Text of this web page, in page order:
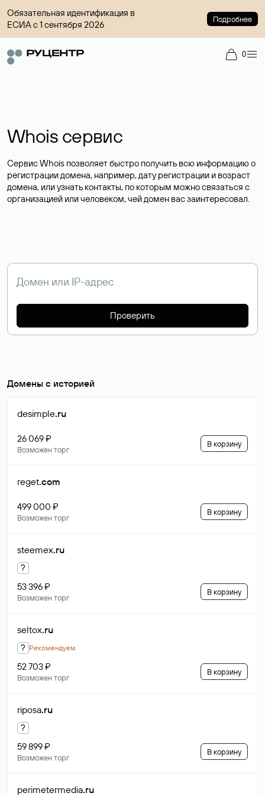
Обязательная идентификация в
ЕСИА с 1 сентября 2026
Подробнее
0
Whois сервис
Сервис Whois позволяет быстро получить всю информацию о
регистрации домена, например, дату регистрации и возраст
домена, или узнать контакты, по которым можно связаться с
организацией или человеком, чей домен вас заинтересовал.
Проверить
Домены с историей
desimple.ru
26 069 ₽
Возможен торг
В корзину
reget.com
499 000 ₽
Возможен торг
В корзину
steemex.ru
?
53 396 ₽
Возможен торг
В корзину
seltox.ru
? Рекомендуем
52 703 ₽
Возможен торг
В корзину
riposa.ru
?
59 899 ₽
Возможен торг
В корзину
perimetermedia.ru